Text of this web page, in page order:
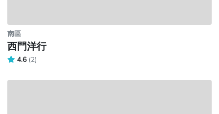
南區
西門洋行
4.6 (2)